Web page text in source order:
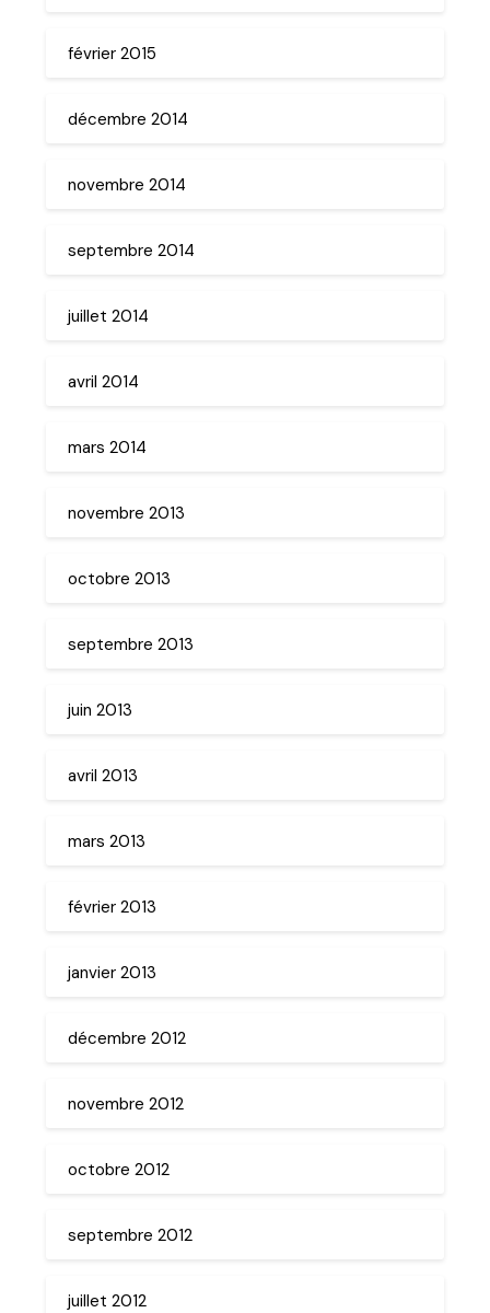
février 2015
décembre 2014
novembre 2014
septembre 2014
juillet 2014
avril 2014
mars 2014
novembre 2013
octobre 2013
septembre 2013
juin 2013
avril 2013
mars 2013
février 2013
janvier 2013
décembre 2012
novembre 2012
octobre 2012
septembre 2012
juillet 2012